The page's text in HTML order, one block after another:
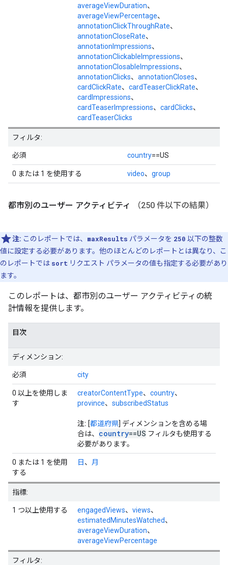
averageViewDuration、
averageViewPercentage、
annotationClickThroughRate、
annotationCloseRate、
annotationImpressions、
annotationClickableImpressions、
annotationClosableImpressions、
annotationClicks、 annotationCloses、
cardClickRate、 cardTeaserClickRate、
cardImpressions、
cardTeaserImpressions、 cardClicks、
cardTeaserClicks
フィルタ:
必須 country==US
0 または 1 を使用する video、 group
都市別のユーザー アクティビティ （250 件以下の結果）
注: このレポートでは、 maxResults パラメータを 250 以下の整数
値に設定する必要があります。他のほとんどのレポートとは異なり、こ
のレポートでは sort リクエスト パラメータの値も指定する必要があり
ます。
このレポートは、都市別のユーザー アクティビティの統
計情報を提供します。
目次
ディメンション:
必須 city
0 以上を使用しま
す
creatorContentType、 country、
province、 subscribedStatus
注: [都道府県] ディメンションを含める場
合は、 country==US フィルタも使用する
必要があります。
0 または 1 を使用
する
日 、 月
指標:
1 つ以上使用する engagedViews、 views、
estimatedMinutesWatched、
averageViewDuration、
averageViewPercentage
フィルタ: